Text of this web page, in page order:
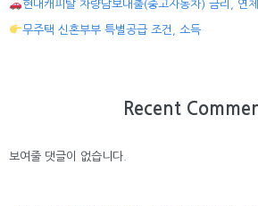
현대캐피탈 차량담보대출(중고자동차) 금리, 연
무주택 신혼부부 특별공급 조건, 소득
Recent
보여줄 댓글이 없습니다.